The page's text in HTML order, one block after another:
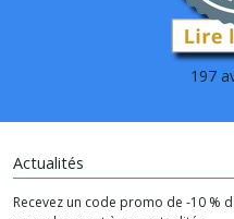
197
Actualités
Recevez un code promo de -10 %